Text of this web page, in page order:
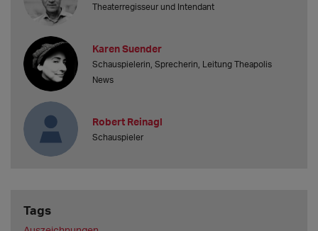
Theaterregisseur und Intendant
Karen Suender
Schauspielerin, Sprecherin, Leitung Theapolis
News
Robert Reinagl
Schauspieler
Tags